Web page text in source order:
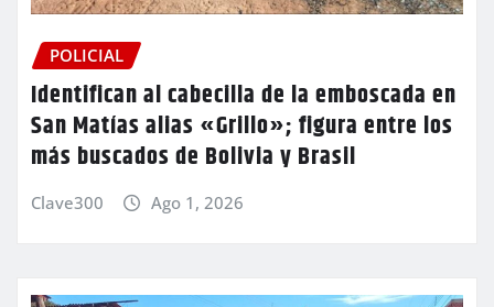
POLICIAL
Identifican al cabecilla de la emboscada en
San Matías alias «Grillo»; figura entre los
más buscados de Bolivia y Brasil
Clave300 Ago 1, 2026